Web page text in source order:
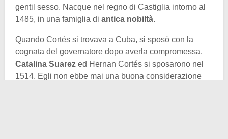
gentil sesso. Nacque nel regno di Castiglia intorno al
1485, in una famiglia di antica nobiltà.
Quando Cortés si trovava a Cuba, si sposò con la
cognata del governatore dopo averla compromessa.
Catalina Suarez ed Hernan Cortés si sposarono nel
1514. Egli non ebbe mai una buona considerazione